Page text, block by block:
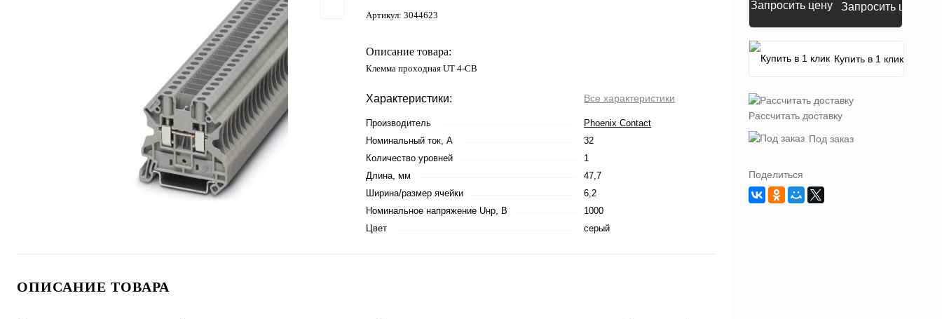
Артикул: 3044623
Описание товара:
Клемма проходная UT 4-CB
Характеристики: Все характеристики
Производитель
Phoenix Contact
Номинальный ток, А
32
Количество уровней
1
Длина, мм
47,7
Ширина/размер ячейки
6,2
Номинальное напряжение Uнр, В
1000
Цвет
серый
ОПИСАНИЕ ТОВАРА
Запросить цену
Купить в 1 клик
Рассчитать доставку
Под заказ
Поделиться